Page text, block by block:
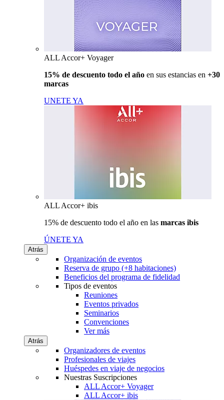
ALL Accor+ Voyager
15% de descuento todo el año en sus estancias en +30
marcas
UNETE YA
ALL Accor+ ibis
15% de descuento todo el año en las marcas ibis
ÚNETE YA
Atrás
Organización de eventos
Reserva de grupo (+8 habitaciones)
Beneficios del programa de fidelidad
Tipos de eventos
Reuniones
Eventos privados
Seminarios
Convenciones
Ver más
Atrás
Organizadores de eventos
Profesionales de viajes
Huéspedes en viaje de negocios
Nuestras Suscripciones
ALL Accor+ Voyager
ALL Accor+ ibis